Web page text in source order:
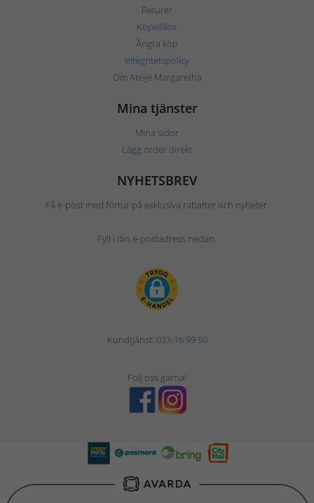
Returer
Köpvillkor
Ångra köp
Integritetspolicy
Om Ateljé Margaretha
Mina tjänster
Mina sidor
Lägg order direkt
NYHETSBREV
Få e-post med förtur på exklusiva rabatter och nyheter.
Fyll i din e-postadress nedan.
Kundtjänst: 033-16 99 50
Följ oss gärna!